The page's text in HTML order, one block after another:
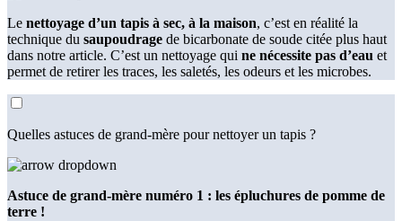
Le nettoyage d’un tapis à sec, à la maison, c’est en réalité la
technique du saupoudrage de bicarbonate de soude citée plus haut
dans notre article. C’est un nettoyage qui ne nécessite pas d’eau et
permet de retirer les traces, les saletés, les odeurs et les microbes.
Quelles astuces de grand-mère pour nettoyer un tapis ?
Astuce de grand-mère numéro 1 : les épluchures de pomme de
terre !